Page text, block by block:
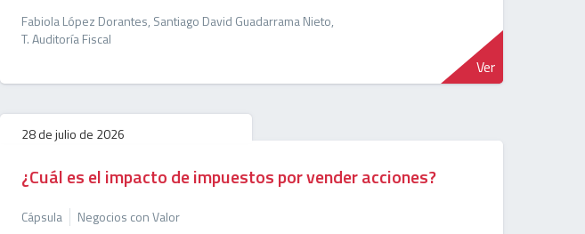
Fabiola López Dorantes, Santiago David Guadarrama Nieto,
T. Auditoría Fiscal
Ver
28 de julio de 2026
¿Cuál es el impacto de impuestos por vender acciones?
Cápsula Negocios con Valor